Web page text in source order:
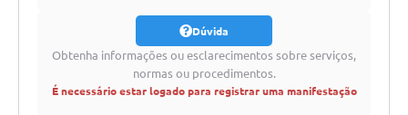
Dúvida
Obtenha informações ou esclarecimentos sobre serviços,
normas ou procedimentos.
É necessário estar logado para registrar uma manifestação